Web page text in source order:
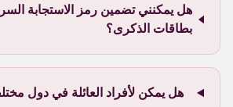
بطاقات الذكرى؟
هل يمكن لأفراد العائلة في دول